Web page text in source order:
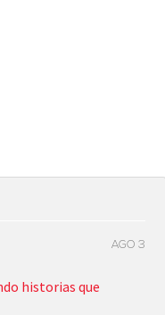
AGO 3
historias que